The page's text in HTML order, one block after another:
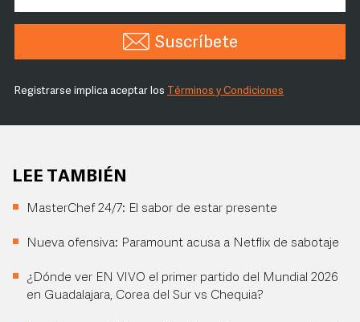
Suscríbete
Registrarse implica aceptar los Términos y Condiciones
LEE TAMBIÉN
MasterChef 24/7: El sabor de estar presente
Nueva ofensiva: Paramount acusa a Netflix de sabotaje
¿Dónde ver EN VIVO el primer partido del Mundial 2026
en Guadalajara, Corea del Sur vs Chequia?